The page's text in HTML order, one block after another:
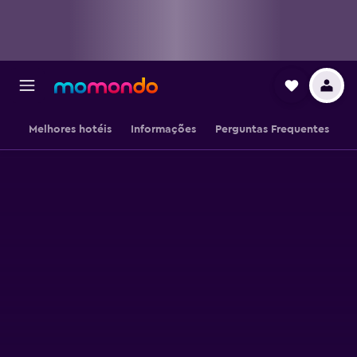
Melhores hotéis Informações Perguntas Frequentes